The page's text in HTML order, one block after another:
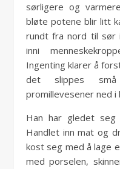
sørligere og
bløte potene blir litt
rundt fra nord til sør
inni
Ingenting klarer å
det slippes små
promillevesener ned i
Han har gledet
Handlet inn mat og
kost seg med å lage
med porselen,